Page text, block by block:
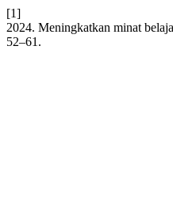
[1]
2024. Meningkatkan minat
52–61.